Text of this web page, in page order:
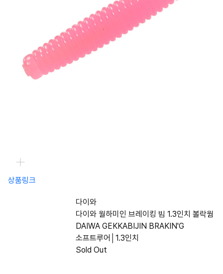
상품링크
다이와
다이와 월하미인 브레이킹 빔 1.3인치 볼락웜
DAIWA GEKKABIJIN BRAKIN'G
소프트루어│1.3인치
Sold Out